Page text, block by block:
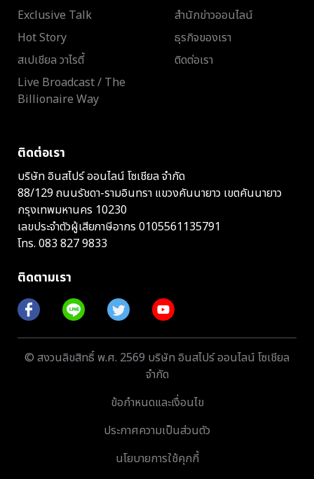
Exclusive Talk
Hot Story
สเปเชียล วาไรตี้
Live Broadcast / The
Billionaire Way
สำนักข่าวออนไลน์
ธุรกิจของเรา
ติดต่อเรา
ติดต่อเรา
บริษัท อินสไปร์ ออนไลน์ โซเชียล จำกัด
88/129 ถนนรัชดา-รามอินทรา แขวงคันนายาว เขตคันนายาว
กรุงเทพมหานคร 10230
เลขประจำตัวผู้เสียภาษีอากร 0105561135791
โทร. 083 827 9833
ติดตามเรา
© สงวนลิขสิทธิ์ พ.ศ. 2569 บริษัท อินสไปร์ ออนไลน์ โซเชียล
จำกัด
ข้อกำหนดและเงื่อนไข
ประกาศความเป็นส่วนตัว
นโยบายการใช้คุกกี้